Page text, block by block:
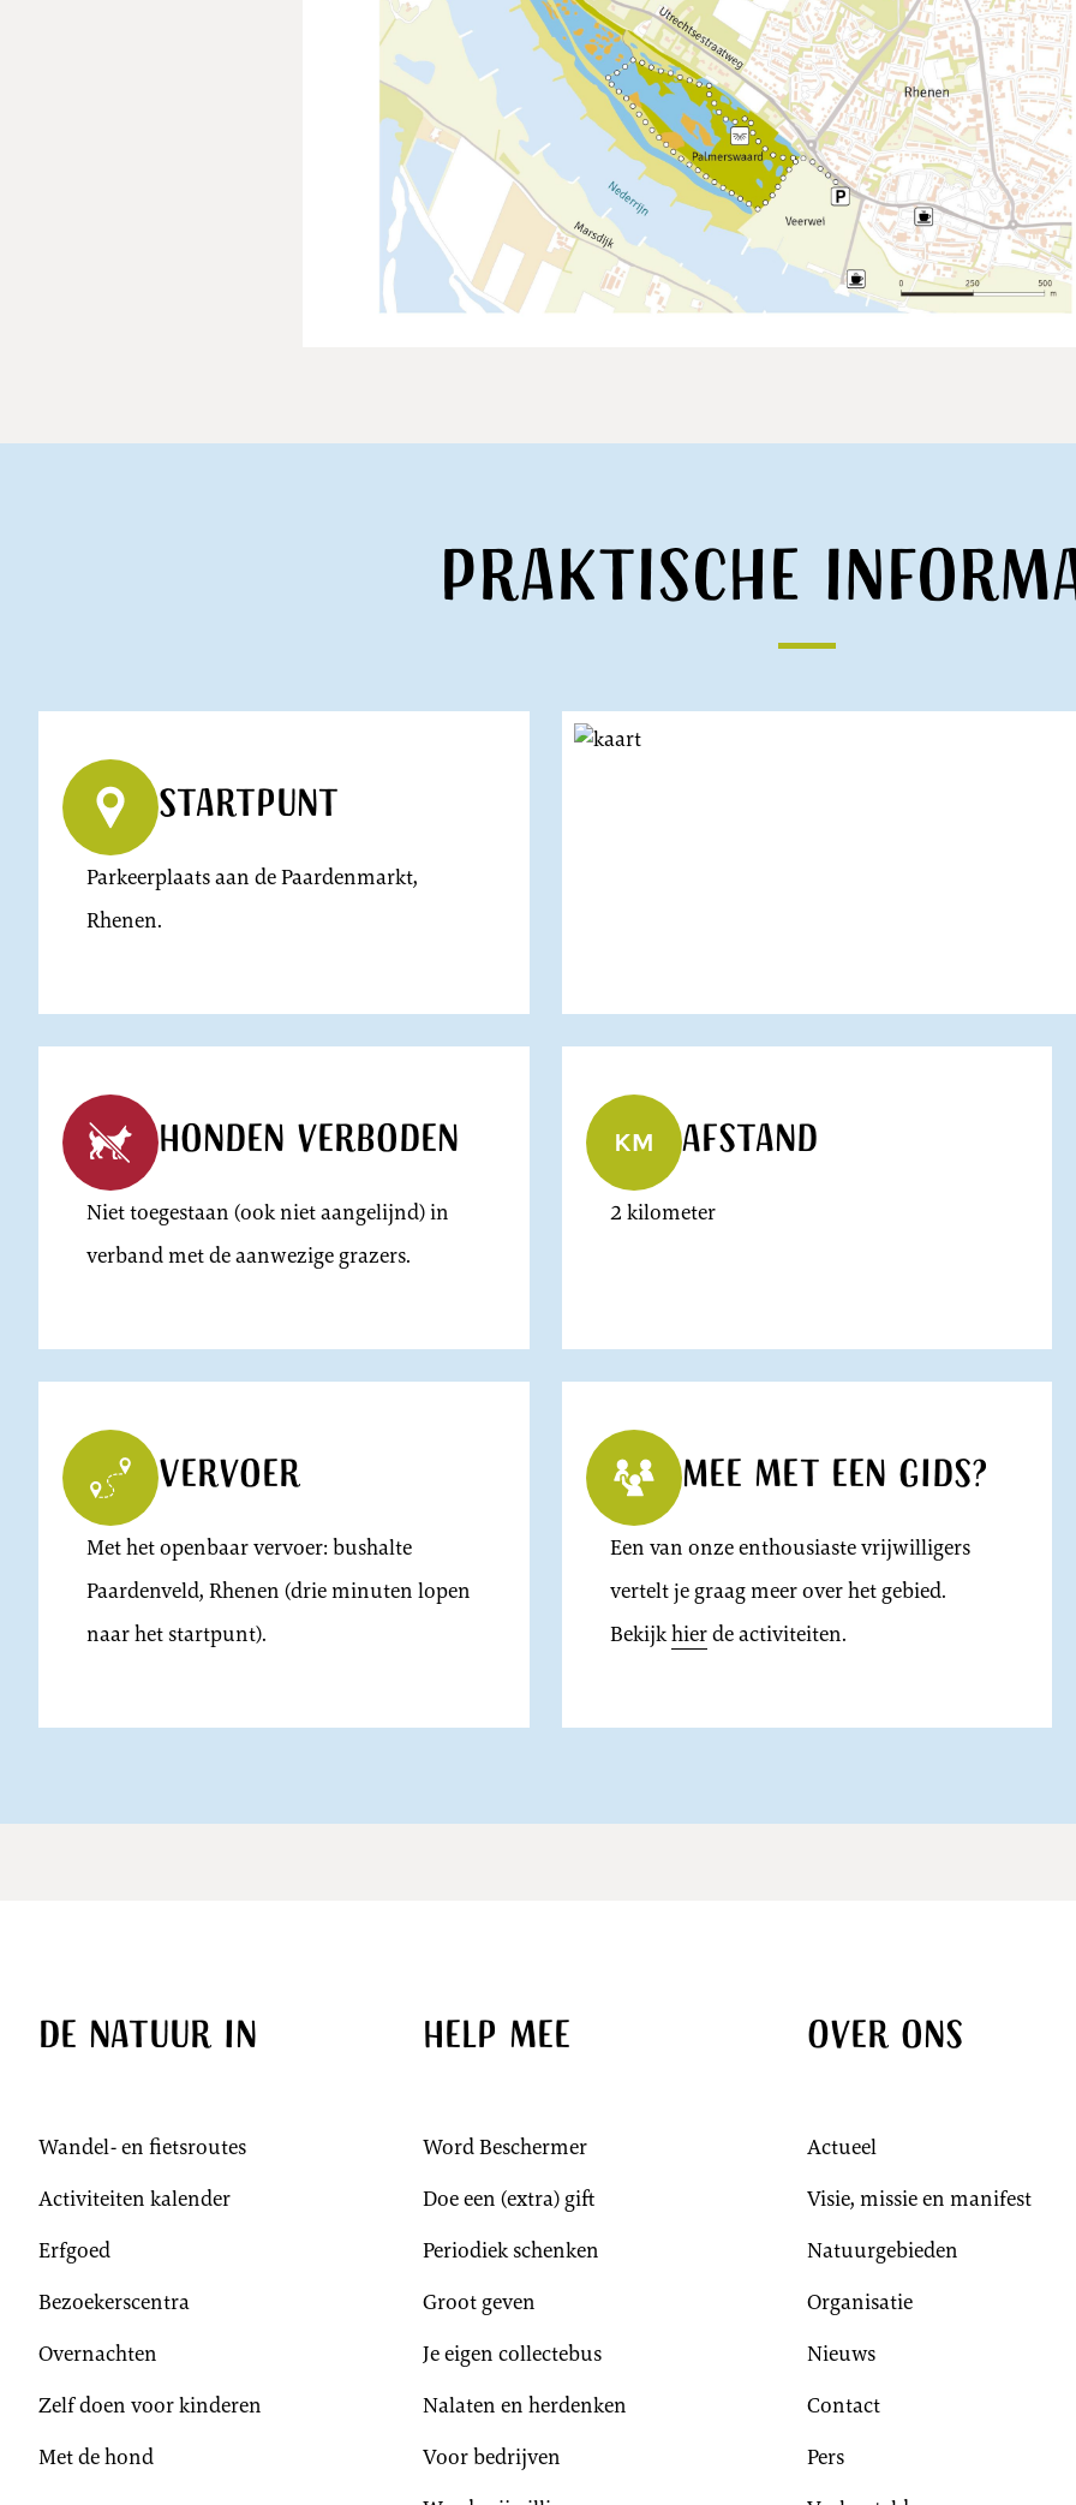
Praktische
Startpunt
Parkeerplaats aan de Paardenmarkt,
Rhenen.
Honden verboden
Niet toegestaan (ook niet aangelijnd) in
verband met de aanwezige grazers.
Afstand
2 kilometer
Vervoer
Met het openbaar vervoer: bushalte
Paardenveld, Rhenen (drie minuten lopen
naar het startpunt).
Mee met een gids?
Een van onze enthousiaste vrijwilligers
vertelt je graag meer over het gebied.
Bekijkhierde activiteiten.
De natuur in
Wandel- en fietsroutes
Activiteiten kalender
Erfgoed
Bezoekerscentra
Overnachten
Zelf doen voor kinderen
Met de hond
Help mee
Word Beschermer
Doe een (extra) gift
Periodiek schenken
Groot geven
Je eigen collectebus
Nalaten en herdenken
Voor bedrijven
Over ons
Actueel
Visie, missie en manifest
Natuurgebieden
Organisatie
Nieuws
Contact
Pers